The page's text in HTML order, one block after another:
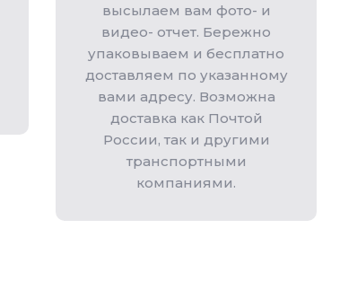
высылаем вам фото- и
видео- отчет. Бережно
упаковываем и бесплатно
доставляем по указанному
вами адресу. Возможна
доставка как Почтой
России, так и другими
транспортными
компаниями.